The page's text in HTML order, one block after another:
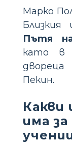
Марко
Пътя
като в
Пекин.
Какви
има